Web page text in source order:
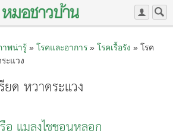
พน่ารู้» โรคและอาการ» โรคเรื้อรัง » โรค
ะแวง
ยด หวาดระแวง
อ แมลงไชชอนหลอก